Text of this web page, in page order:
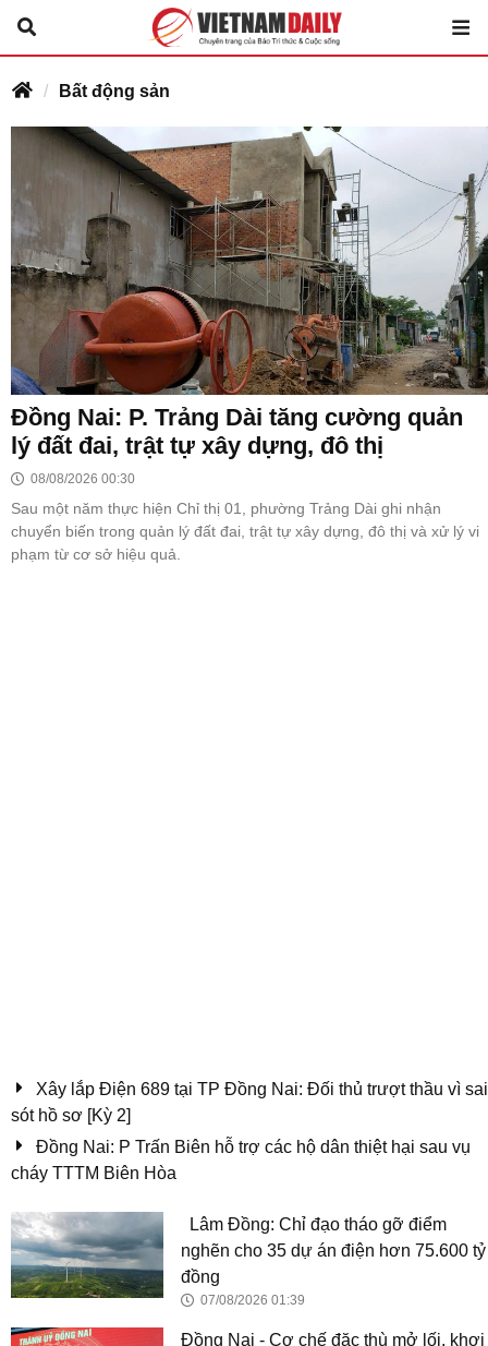
Giá từ 16,5 - 26,3 triệu đồng/m2 nhà ở xã hội Hòa Phú
tại TPHCM
Mặt tiền chỉ còn vài mét, nhiều ngôi nhà đổi dạng